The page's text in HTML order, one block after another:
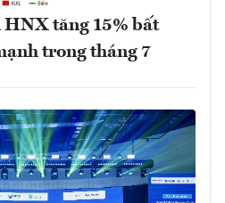
tăng 15% bất
trong tháng 7